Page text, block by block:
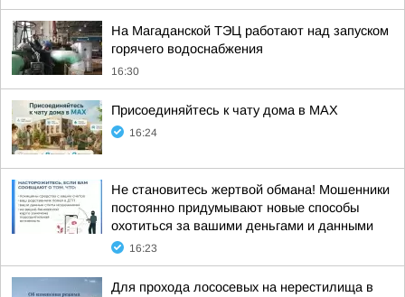
На Магаданской ТЭЦ работают над запуском
горячего водоснабжения
16:30
Присоединяйтесь к чату дома в MAX
16:24
Не становитесь жертвой обмана! Мошенники
постоянно придумывают новые способы
охотиться за вашими деньгами и данными
16:23
Для прохода лососевых на нерестилища в